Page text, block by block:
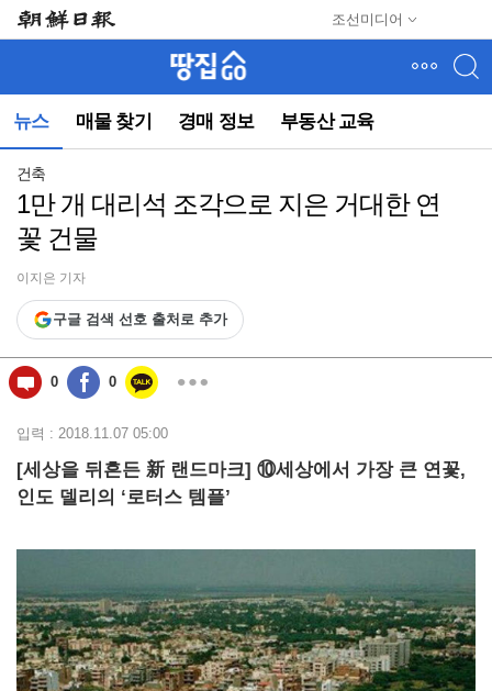
조선미디어
뉴스 매물 찾기 경매 정보 부동산 교육
뉴
(컨
동)
건축
1만 개 대리석 조각으로 지은 거대한 연
꽃 건물
이지은 기자
구글 검색 선호 출처로 추가
0 0
입력 : 2018.11.07 05:00
[세상을 뒤흔든 新 랜드마크] ⑩세상에서 가장 큰 연꽃,
인도 델리의 ‘로터스 템플’